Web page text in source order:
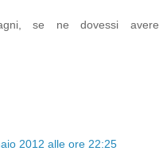
se ne dovessi avere
2012 alle ore 22:25